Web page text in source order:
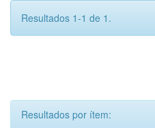
Resultados 1-1 de 1.
Resultados por ítem: